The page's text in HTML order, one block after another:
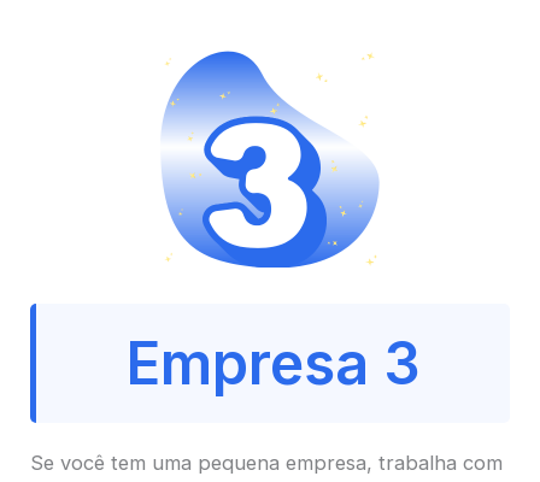
Empresa 3
Se você tem uma pequena empresa, trabalha com